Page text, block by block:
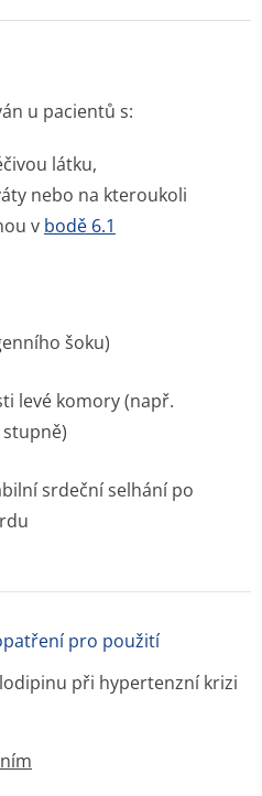
u pacientů s:
látku,
nebo na kteroukoli
v bodě 6.1
šoku)
levé komory (např.
srdeční selhání po
pro použití
při hypertenzní krizi